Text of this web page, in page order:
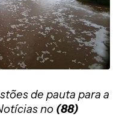
de pauta para a
no (88)